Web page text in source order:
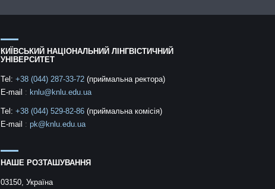
КИЇВСЬКИЙ НАЦІОНАЛЬНИЙ ЛІНГВІСТИЧНИЙ
УНІВЕРСИТЕТ
Tel: +38 (044) 287-33-72 (приймальна ректора)
E-mail : knlu@knlu.edu.ua
Tel: +38 (044) 529-82-86 (приймальна комісія)
E-mail : pk@knlu.edu.ua
НАШЕ РОЗТАШУВАННЯ
03150, Україна